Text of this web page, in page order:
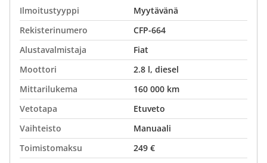
Ilmoitustyyppi
Myytävänä
Rekisterinumero
CFP-664
Alustavalmistaja
Fiat
Moottori
2.8 l, diesel
Mittarilukema
160 000 km
Vetotapa
Etuveto
Vaihteisto
Manuaali
Toimistomaksu
249 €